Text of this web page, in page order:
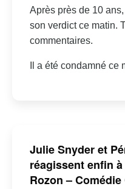
Après près de 10
son verdict ce matin.
commentaires.
Il a été condamné ce
Julie Snyder et
réagissent enfin
Rozon – Comédie